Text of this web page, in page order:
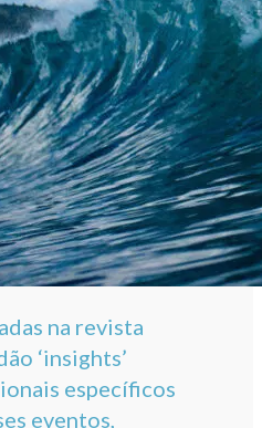
na revista
‘insights’
específicos
eventos,